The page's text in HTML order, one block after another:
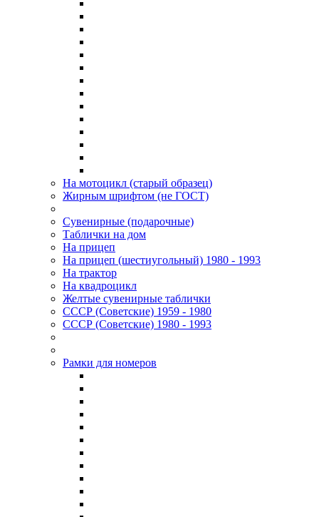
На мотоцикл (старый образец)
Жирным шрифтом (не ГОСТ)
Сувенирные (подарочные)
Таблички на дом
На прицеп
На прицеп (шестиугольный) 1980 - 1993
На трактор
На квадроцикл
Желтые сувенирные таблички
СССР (Советские) 1959 - 1980
СССР (Советские) 1980 - 1993
Рамки для номеров